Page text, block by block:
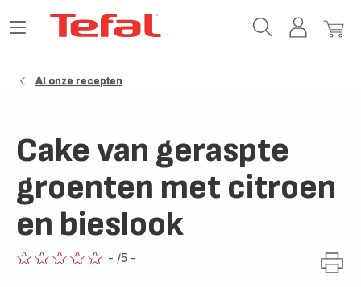
MijnMijn
Open
Al onze recepten
Cake van geraspte
groenten met citroen
en bieslook
- /5 -